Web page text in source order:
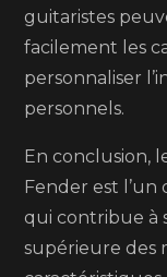
guitaristes
facilement les
personnaliser
personnels.
En conclusion,
Fender est l’un
qui contribue à
supérieure des